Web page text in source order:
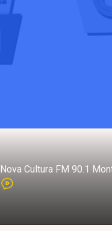
Nova Cultura FM 90.1